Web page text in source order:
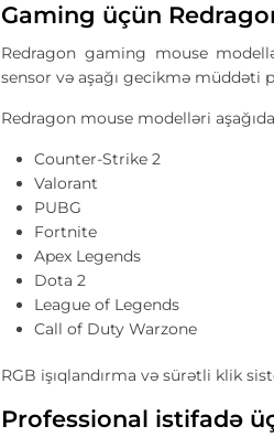
Gaming üçün
Redragon gaming mouse
sensor və aşağı gecikmə müddəti
Redragon mouse modelləri
Counter-Strike 2
Valorant
PUBG
Fortnite
Apex Legends
Dota 2
League of Legends
Call of Duty Warzone
RGB işıqlandırma və sürətli klik
Professional istifadə